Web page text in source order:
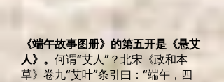
《端午故事图册》的第五开是《悬艾
人》。 何谓“艾人”？北宋《政和本
草》卷九“艾叶”条引曰：“端午，四